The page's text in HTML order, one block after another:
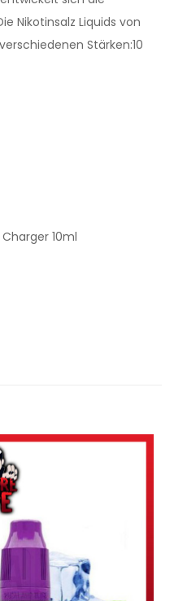
Nikotinsalz Liquids von
Stärken:10
10ml